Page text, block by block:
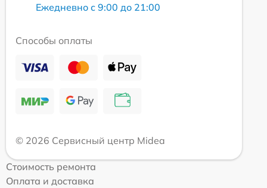
Ежедневно с 9:00 до 21:00
Способы оплаты
© 2026 Сервисный центр Midea
Стоимость ремонта
Оплата и доставка